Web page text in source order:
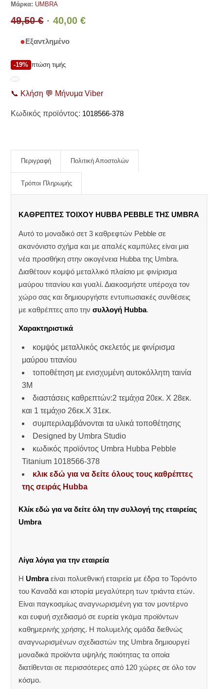
Μάρκα: UMBRA
49,50€ Original
was:
40,00€Η
Εξαντλημένο
-19% πτώση τιμής
📞 Κλήση 💬 Μήνυμα Viber
Κωδικός προϊόντος: 1018566-378
Περιγραφή Πολιτική Αποστολών
Τρόποι Πληρωμής
ΚΑΘΡΕΠΤΕΣ ΤΟΙΧΟΥ HUBBA PEBBLE ΤΗΣ UMBRA
Αυτό το μοναδικό σετ 3 καθρεφτών Pebble σε
ακανόνιστο σχήμα και με απαλές καμπύλες είναι μια
νέα προσθήκη στην οικογένεια Hubba της Umbra.
Διαθέτουν κομψό μεταλλικό πλαίσιο με φινίρισμα
μαύρου τιτανίου και γυαλί. Διακοσμήστε υπέροχα τον
χώρο σας και δημιουργήστε εντυπωσιακές συνθέσεις
με καθρέπτες απο τηνσυλλογή Hubba.
Χαρακτηριστικά
κομψός μεταλλικός σκελετός με φινίρισμα
μαύρου τιτανίου
τοποθέτηση με ενισχυμένη αυτοκόλλητη ταινία
3Μ
διαστάσεις καθρεπτών:2 τεμάχια 20εκ. Χ 28εκ.
και 1 τεμάχιο 26εκ.Χ 31εκ.
συμπεριλαμβάνονται τα υλικά τοποθέτησης
Designed by Umbra Studio
κωδικός προϊόντος Umbra Hubba Pebble
Titanium 1018566-378
κλικ εδώ για να δείτε όλους τους καθρέπτες
της σειράς Hubba
Κλίκ εδώ για να δείτε όλη την συλλογή της εταιρείας
Umbra
Λίγα λόγια για την εταιρεία
ΗUmbraείναι πολυεθνική εταιρεία με έδρα το Τορόντο
του Καναδά και ιστορία μεγαλύτερη των τριάντα ετών.
Είναι παγκοσμίως αναγνωρισμένη για τον μοντέρνο
και ευφυή σχεδιασμό σε ευρεία γκάμα προϊόντων
καθημερινής χρήσης. Η πολυμελής ομάδα διεθνώς
αναγνωρισμένων σχεδιαστών της Umbra δημιουργεί
μοναδικά προϊόντα υψηλής ποιότητας τα οποία
διατίθενται σε περισσότερες από 120 χώρες σε όλο τον
κόσμο.